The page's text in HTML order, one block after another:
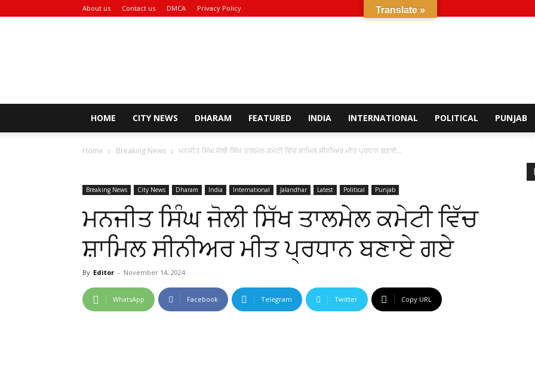
About us Contact us DMCA Privacy Policy
HOME CITY NEWS DHARAM FEATURED INDIA INTERNATIONAL POLITICAL PUNJAB
Home Breaking News ਮਨਜੀਤ ਸਿੰਘ ਜੋਲੀ ਸਿੱਖ ਤਾਲਮੇਲ ਕਮੇਟੀ ਵਿੱਚ ਸ਼ਾਮਿਲ ਸੀਨੀਅਰ ਮੀਤ ਪ੍ਰਧਾਨ ਬਣਾਏ...
Breaking News City News Dharam India International Jalandhar Latest Political Punjab
ਮਨਜੀਤ ਸਿੰਘ ਜੋਲੀ ਸਿੱਖ ਤਾਲਮੇਲ ਕਮੇਟੀ ਵਿੱਚ
ਸ਼ਾਮਿਲ ਸੀਨੀਅਰ ਮੀਤ ਪ੍ਰਧਾਨ ਬਣਾਏ ਗਏ
By Editor - November 14, 2024
WhatsApp Facebook Telegram Twitter Copy URL
Translate »